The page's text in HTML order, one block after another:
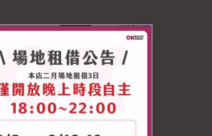
一整年，又等到了要犒賞自己的月份
忙碌之際也需要幫自己打造個滿分身
OKBODY教練一同與你，努力鍛鍊出
的自己。#免費體驗 來就對了💃💃
母親節 #母親節禮物 #母親節活動 #
節禮物推薦#okbodyproject
文自店#私人教練課程 #